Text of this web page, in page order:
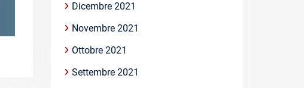
Dicembre 2021
Novembre 2021
Ottobre 2021
Settembre 2021